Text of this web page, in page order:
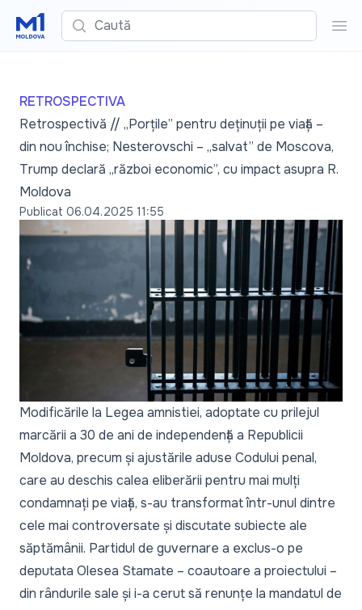
Caută
RETROSPECTIVA
Retrospectivă // „Porțile” pentru deținuții pe viață –
din nou închise; Nesterovschi – „salvat” de Moscova,
Trump declară „război economic”, cu impact asupra R.
Moldova
Publicat 06.04.2025 11:55
Modificările la Legea amnistiei, adoptate cu prilejul
marcării a 30 de ani de independență a Republicii
Moldova, precum și ajustările aduse Codului penal,
care au deschis calea eliberării pentru mai mulți
condamnați pe viață, s-au transformat într-unul dintre
cele mai controversate și discutate subiecte ale
săptămânii. Partidul de guvernare a exclus-o pe
deputata Olesea Stamate – coautoare a proiectului –
din rândurile sale și i-a cerut să renunțe la mandatul de